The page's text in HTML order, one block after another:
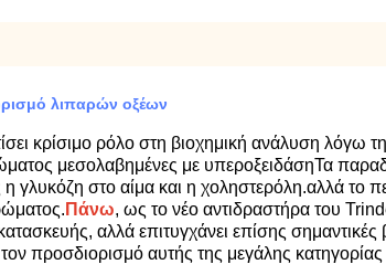
λιπαρών οξέων
κρίσιμο ρόλο στη βιοχημική ανάλυση
μεσολαβημένες με υπεροξειδάσηΤα
στο αίμα και η χοληστερόλη.αλλά το
Πάνω, ως το νέο αντιδραστήρα του
αλλά επιτυγχάνει επίσης σημαντικές
προσδιορισμό αυτής της μεγάλης κατηγορίας